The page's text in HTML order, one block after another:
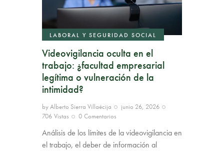
LABORAL Y SEGURIDAD SOCIAL
Videovigilancia oculta en el
trabajo: ¿facultad empresarial
legítima o vulneración de la
intimidad?
byAlberto Sierra Villaécija
junio 26, 2026
706 Vistas 0 Comentarios
Análisis de los límites de la videovigilancia en
el trabajo, el deber de información al